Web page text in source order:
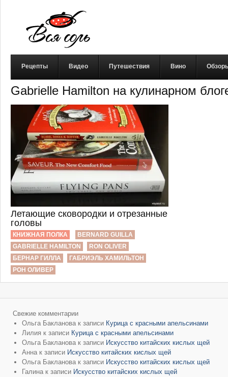
Рецепты Видео Путешествия Вино
Gabrielle Hamilton на кулинарном
Летающие сковородки и отрезанные
головы
КНИЖНАЯ ПОЛКА
BERNARD GUILLA
GABRIELLE HAMILTON
RON OLIVER
БЕРНАР ГИЛЛА
ГАБРИЭЛЬ ХАМИЛЬТОН
РОН ОЛИВЕР
Свежие комментарии
Ольга Бакланова к записи Курица с красными апельсинами
Лилия к записи Курица с красными апельсинами
Ольга Бакланова к записи Искусство китайских кислых щей
Анна к записи Искусство китайских кислых щей
Ольга Бакланова к записи Искусство китайских кислых щей
Галина к записи Искусство китайских кислых щей